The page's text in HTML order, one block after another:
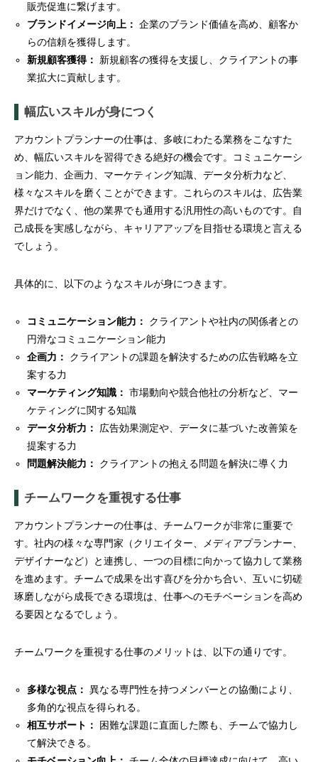
販売促進に繋げます。
ブランドイメージ向上： 企業のブランド価値を高め、顧客か
らの信頼を獲得します。
新規顧客獲得：
新規顧客の獲得を支援し、クライアントの事
業拡大に貢献します。
幅広いスキルが身につく
アカウントプランナーの仕事は、多岐にわたる業務をこなすた
め、幅広いスキルを習得できる絶好の機会です。コミュニケーシ
ョン能力、企画力、マーケティング知識、データ分析力など、
様々なスキルを磨くことができます。これらのスキルは、広告業
界だけでなく、他の業界でも通用する汎用性の高いものです。自
己成長を実感しながら、キャリアアップを目指せる環境と言える
でしょう。
具体的に、以下のようなスキルが身につきます。
コミュニケーション能力：
クライアントや社内の関係者との
円滑なコミュニケーション能力
企画力：
クライアントの課題を解決するための広告戦略を立
案する力
マーケティング知識： 市場動向や競合他社の分析など、マー
ケティングに関する知識
データ分析力：
広告効果測定や、データに基づいた改善策を
提案する力
問題解決能力：
クライアントの抱える問題を解決に導く力
チームワークを重視する仕事
アカウントプランナーの仕事は、チームワークが非常に重要で
す。社内の様々な専門家（クリエイター、メディアプランナー、
デザイナーなど）と連携し、一つの目標に向かって協力して業務
を進めます。チームで成果を出す喜びを分かち合い、互いに切磋
琢磨しながら成長できる環境は、仕事へのモチベーションを高め
る要因となるでしょう。
チームワークを重視する仕事のメリットは、以下の通りです。
多様な視点： 異なる専門性を持つメンバーとの協働により、
多角的な視点を得られる。
相互サポート：
困難な課題に直面した際も、チームで協力し
て解決できる。